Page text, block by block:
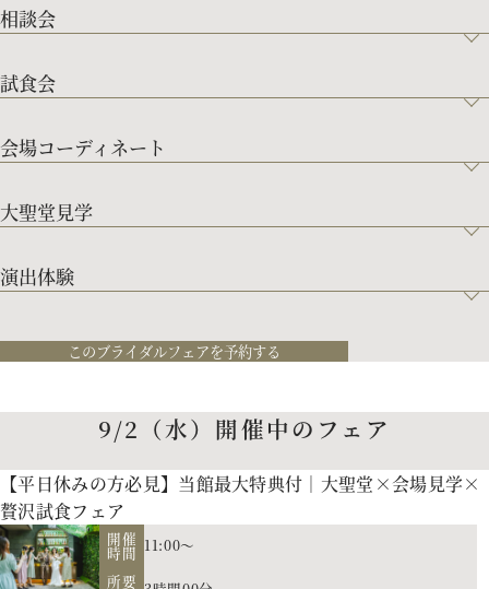
相談会
試食会
会場コーディネート
大聖堂見学
演出体験
このブライダルフェアを予約する
9/2（水）開催中のフェア
【平日休みの方必見】当館最大特典付｜大聖堂×会場見学×
贅沢試食フェア
開催
時間 11:00～
所要